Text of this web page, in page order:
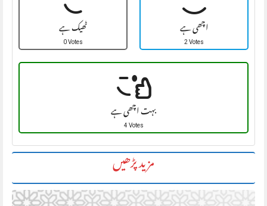
ٹھیک ہے
0 Votes اچھی ہے
2 Votes
بہت اچھی ہے
4 Votes
مزید پڑھیں